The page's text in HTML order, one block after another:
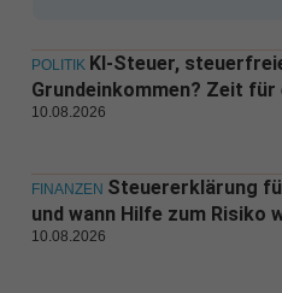
POLITIK KI-Steuer,
Grundeinkommen? Zeit
10.08.2026
FINANZEN Steuererklärung
und wann Hilfe zum Risiko
10.08.2026